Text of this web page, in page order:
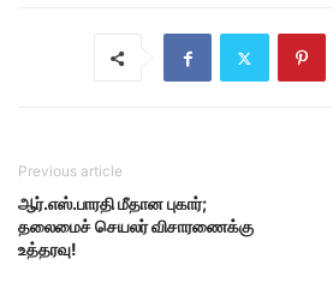
Previous article
ஆர்.எஸ்.பாரதி மீதான புகார்;
தலைமைச் செயலர் விசாரணைக்கு
உத்தரவு!